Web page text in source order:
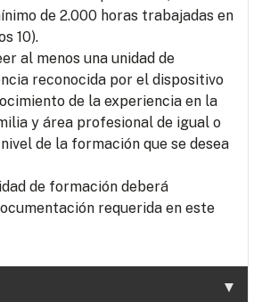
de 2.000 horas trabajadas en
10).
al menos una unidad de
reconocida por el dispositivo
de la experiencia en la
y área profesional de igual o
de la formación que se desea
de formación deberá
requerida en este